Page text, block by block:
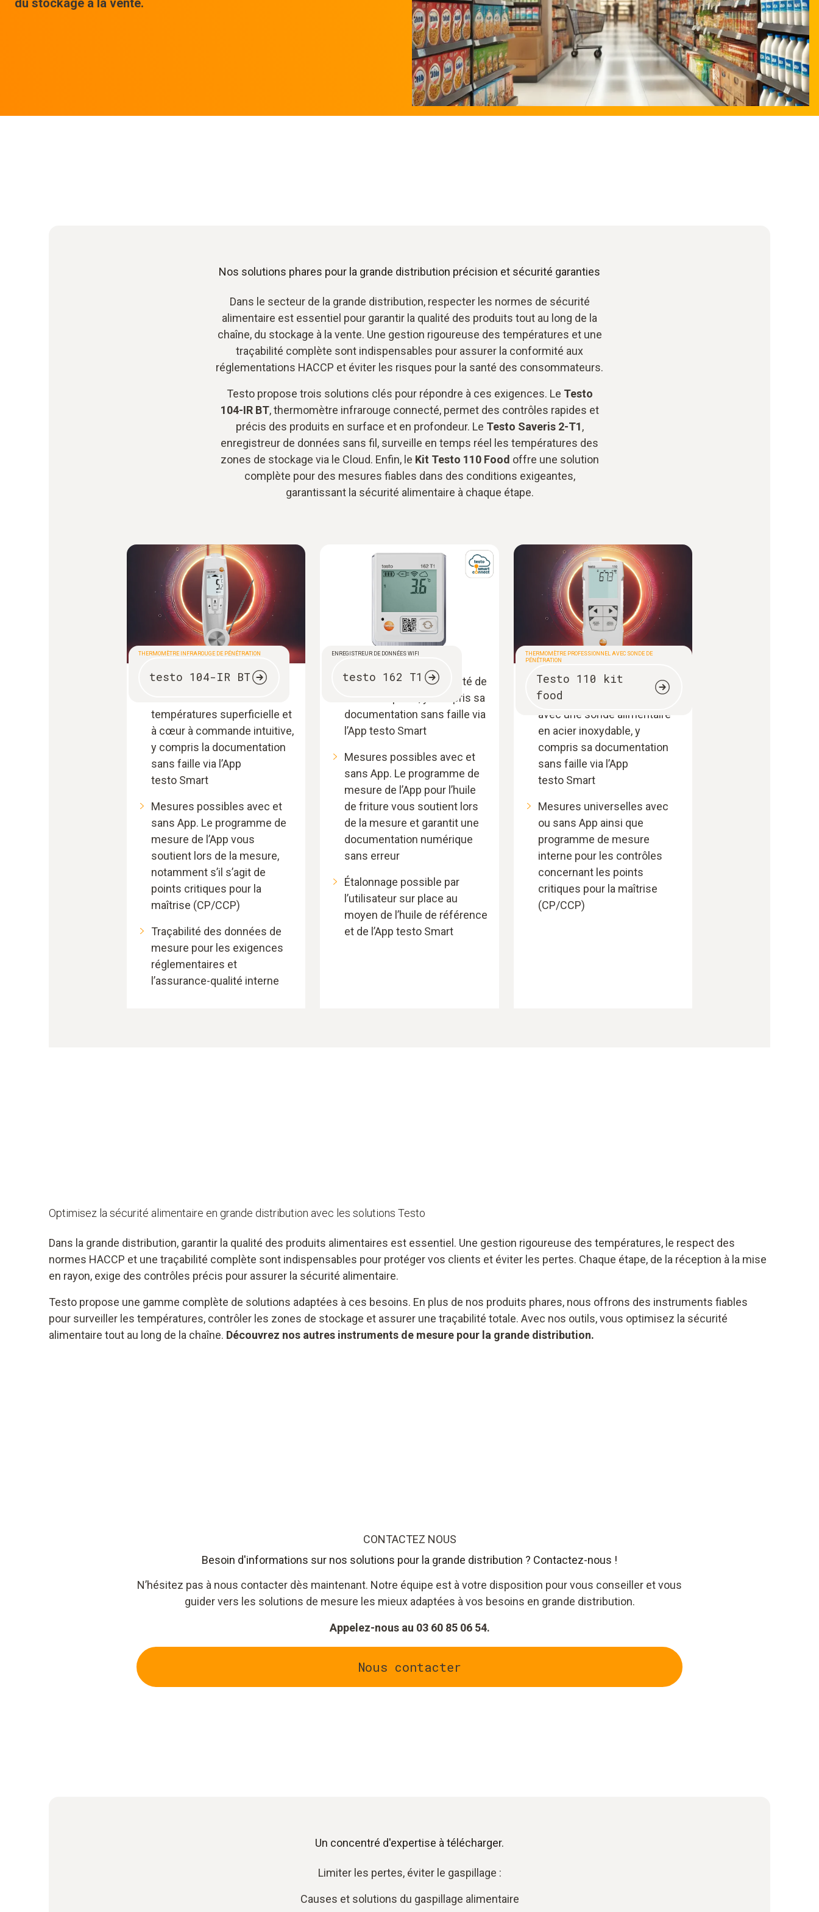
du stockage à la vente.
Nos solutions phares pour la grande distribution précision et sécurité garanties
Dans le secteur de la grande distribution, respecter les normes de sécurité
alimentaire est essentiel pour garantir la qualité des produits tout au long de la
chaîne, du stockage à la vente. Une gestion rigoureuse des températures et une
traçabilité complète sont indispensables pour assurer la conformité aux
réglementations HACCP et éviter les risques pour la santé des consommateurs.
Testo propose trois solutions clés pour répondre à ces exigences. Le Testo
104-IR BT, thermomètre infrarouge connecté, permet des contrôles rapides et
précis des produits en surface et en profondeur. Le Testo Saveris 2-T1,
enregistreur de données sans fil, surveille en temps réel les températures des
zones de stockage via le Cloud. Enfin, le Kit Testo 110 Food offre une solution
complète pour des mesures fiables dans des conditions exigeantes,
garantissant la sécurité alimentaire à chaque étape.
THERMOMÈTRE INFRAROUGE DE PÉNÉTRATION
testo 104-IR BT
Appareil de mesure pour la
températures superficielle et
à cœur à commande intuitive,
y compris la documentation
sans faille via l’App
testo Smart
Mesures possibles avec et
sans App. Le programme de
mesure de l’App vous
soutient lors de la mesure,
notamment s’il s’agit de
points critiques pour la
maîtrise (CP/CCP)
Traçabilité des données de
mesure pour les exigences
réglementaires et
l’assurance-qualité interne
ENREGISTREUR DE DONNÉES WIFI
testo 162 T1
Détermination de la qualité de
l’huile sur place, y compris sa
documentation sans faille via
l’App testo Smart
Mesures possibles avec et
sans App. Le programme de
mesure de l’App pour l’huile
de friture vous soutient lors
de la mesure et garantit une
documentation numérique
sans erreur
Étalonnage possible par
l’utilisateur sur place au
moyen de l’huile de référence
et de l’App testo Smart
THERMOMÈTRE PROFESSIONNEL AVEC SONDE DE
PÉNÉTRATION
Testo 110 kit
food
Mesure simple, rapide et
précise de la température
avec une sonde alimentaire
en acier inoxydable, y
compris sa documentation
sans faille via l’App
testo Smart
Mesures universelles avec
ou sans App ainsi que
programme de mesure
interne pour les contrôles
concernant les points
critiques pour la maîtrise
(CP/CCP)
Optimisez la sécurité alimentaire en grande distribution avec les solutions Testo
Dans la grande distribution, garantir la qualité des produits alimentaires est essentiel. Une gestion rigoureuse des températures, le respect des
normes HACCP et une traçabilité complète sont indispensables pour protéger vos clients et éviter les pertes. Chaque étape, de la réception à la mise
en rayon, exige des contrôles précis pour assurer la sécurité alimentaire.
Testo propose une gamme complète de solutions adaptées à ces besoins. En plus de nos produits phares, nous offrons des instruments fiables
pour surveiller les températures, contrôler les zones de stockage et assurer une traçabilité totale. Avec nos outils, vous optimisez la sécurité
alimentaire tout au long de la chaîne. Découvrez nos autres instruments de mesure pour la grande distribution.
CONTACTEZ NOUS
Besoin d'informations sur nos solutions pour la grande distribution ? Contactez-nous !
N’hésitez pas à nous contacter dès maintenant. Notre équipe est à votre disposition pour vous conseiller et vous
guider vers les solutions de mesure les mieux adaptées à vos besoins en grande distribution.
Appelez-nous au 03 60 85 06 54.
Nous contacter
Un concentré d'expertise à télécharger.
Limiter les pertes, éviter le gaspillage :
Causes et solutions du gaspillage alimentaire